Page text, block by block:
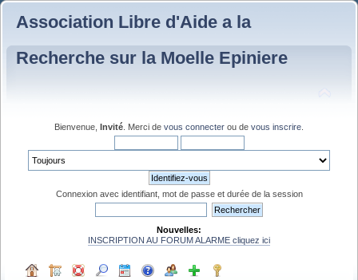
Association Libre d'Aide a la
Recherche sur la Moelle Epiniere
Bienvenue, Invité . Merci de vous connecter ou de vous inscrire
Connexion avec identifiant, mot de passe et durée de la session
Nouvelles:
INSCRIPTION AU FORUM ALARME cliquez ici